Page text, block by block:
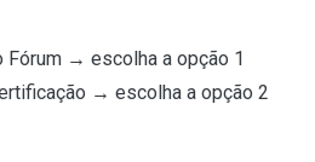
→ escolha a opção 1
→ escolha a opção 2